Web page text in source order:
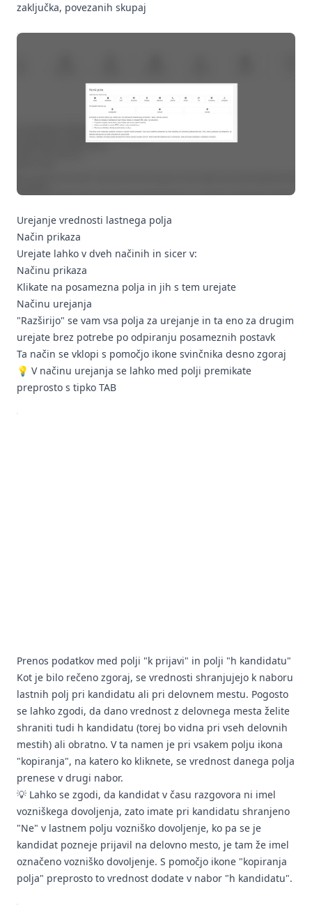
zaključka, povezanih skupaj
Urejanje vrednosti lastnega polja
Način prikaza
Urejate lahko v dveh načinih in sicer v:
Načinu prikaza
Klikate na posamezna polja in jih s tem urejate
Načinu urejanja
"Razširijo" se vam vsa polja za urejanje in ta eno za drugim
urejate brez potrebe po odpiranju posameznih postavk
Ta način se vklopi s pomočjo ikone svinčnika desno zgoraj
💡 V načinu urejanja se lahko med polji premikate
preprosto s tipko TAB
Prenos podatkov med polji "k prijavi" in polji "h kandidatu"
Kot je bilo rečeno zgoraj, se vrednosti shranjujejo k naboru
lastnih polj pri kandidatu ali pri delovnem mestu. Pogosto
se lahko zgodi, da dano vrednost z delovnega mesta želite
shraniti tudi h kandidatu (torej bo vidna pri vseh delovnih
mestih) ali obratno. V ta namen je pri vsakem polju ikona
"kopiranja", na katero ko kliknete, se vrednost danega polja
prenese v drugi nabor.
💡 Lahko se zgodi, da kandidat v času razgovora ni imel
vozniškega dovoljenja, zato imate pri kandidatu shranjeno
"Ne" v lastnem polju vozniško dovoljenje, ko pa se je
kandidat pozneje prijavil na delovno mesto, je tam že imel
označeno vozniško dovoljenje. S pomočjo ikone "kopiranja
polja" preprosto to vrednost dodate v nabor "h kandidatu".